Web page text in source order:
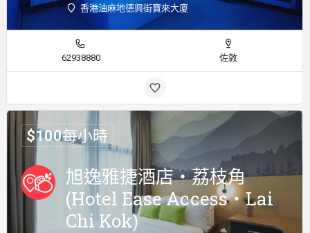
香港油麻地德興街寶來大廈
62938880 佐敦
旭逸雅捷酒店‧荔枝角
(Hotel Ease Access‧Lai
Chi Kok)
$100每小時